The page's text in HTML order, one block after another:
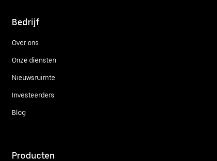
Bedrijf
Over ons
Onze diensten
Nieuwsruimte
Investeerders
Blog
Producten